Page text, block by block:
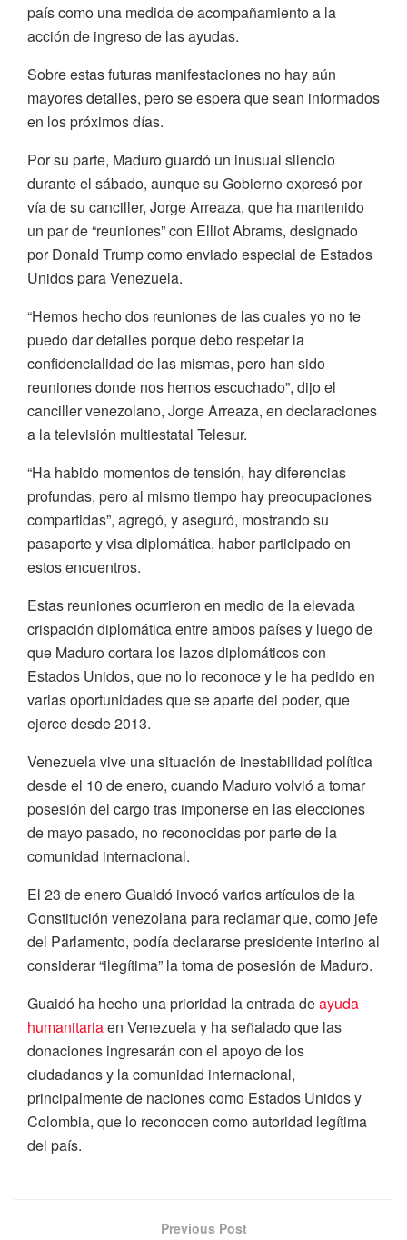
país como una medida de acompañamiento a la
acción de ingreso de las ayudas.
Sobre estas futuras manifestaciones no hay aún
mayores detalles, pero se espera que sean informados
en los próximos días.
Por su parte, Maduro guardó un inusual silencio
durante el sábado, aunque su Gobierno expresó por
vía de su canciller, Jorge Arreaza, que ha mantenido
un par de “reuniones” con Elliot Abrams, designado
por Donald Trump como enviado especial de Estados
Unidos para Venezuela.
“Hemos hecho dos reuniones de las cuales yo no te
puedo dar detalles porque debo respetar la
confidencialidad de las mismas, pero han sido
reuniones donde nos hemos escuchado”, dijo el
canciller venezolano, Jorge Arreaza, en declaraciones
a la televisión multiestatal Telesur.
“Ha habido momentos de tensión, hay diferencias
profundas, pero al mismo tiempo hay preocupaciones
compartidas”, agregó, y aseguró, mostrando su
pasaporte y visa diplomática, haber participado en
estos encuentros.
Estas reuniones ocurrieron en medio de la elevada
crispación diplomática entre ambos países y luego de
que Maduro cortara los lazos diplomáticos con
Estados Unidos, que no lo reconoce y le ha pedido en
varias oportunidades que se aparte del poder, que
ejerce desde 2013.
Venezuela vive una situación de inestabilidad política
desde el 10 de enero, cuando Maduro volvió a tomar
posesión del cargo tras imponerse en las elecciones
de mayo pasado, no reconocidas por parte de la
comunidad internacional.
El 23 de enero Guaidó invocó varios artículos de la
Constitución venezolana para reclamar que, como jefe
del Parlamento, podía declararse presidente interino al
considerar “ilegítima” la toma de posesión de Maduro.
Guaidó ha hecho una prioridad la entrada deayuda
humanitariaen Venezuela y ha señalado que las
donaciones ingresarán con el apoyo de los
ciudadanos y la comunidad internacional,
principalmente de naciones como Estados Unidos y
Colombia, que lo reconocen como autoridad legítima
del país.
Previous Post